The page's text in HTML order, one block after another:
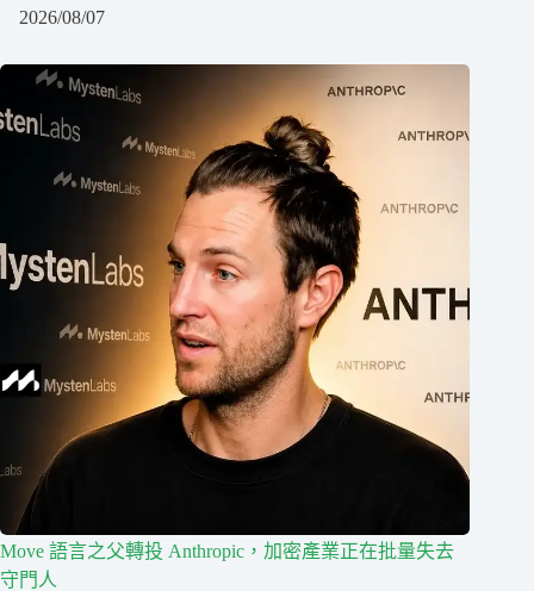
2026/08/07
Move 語言之父轉投 Anthropic，加密產業正在批量失去
守門人